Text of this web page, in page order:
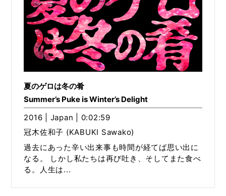
夏のゲロは冬の肴
Summer’s Puke is Winter’s Delight
2016 | Japan | 0:02:59
冠木佐和子 (KABUKI Sawako)
過去にあった辛い出来事も時間が経てば思い出に
なる。 しかし私たちは再び吐き、そしてまた食べ
る。人生は...